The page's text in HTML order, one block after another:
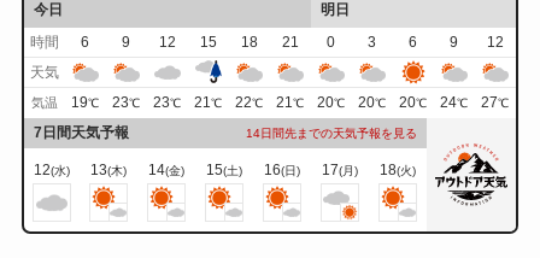
今日
明日
時間
6 9 12 15 18 21 0 3 6 9
12
天気
気温 19℃ 23℃ 23℃ 21℃ 22℃ 21℃ 20℃ 20℃ 20℃ 24℃ 27℃
7日間天気予報 14日間先までの天気予報を見る
12(水) 13(木) 14(金) 15(土) 16(日) 17(月) 18(火)